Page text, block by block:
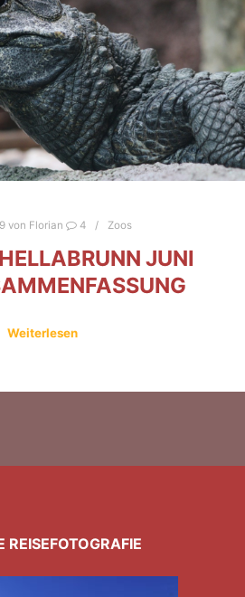
von Florian 4 Zoos
JUNI
Weiterlesen
REISEFOTOGRAFIE